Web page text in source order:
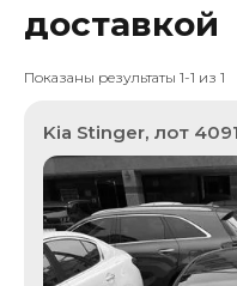
доставкой
Показаны результаты 1-1 из 1
Kia Stinger, лот